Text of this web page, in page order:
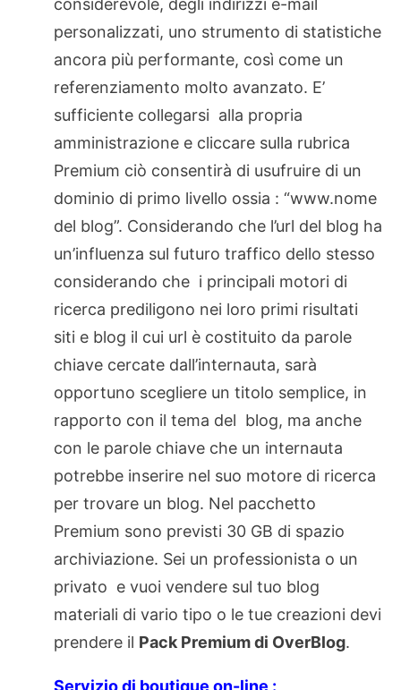
considerevole, degli indirizzi e-mail
personalizzati, uno strumento di statistiche
ancora più performante, così come un
referenziamento molto avanzato. E’
sufficiente collegarsi alla propria
amministrazione e cliccare sulla rubrica
Premium ciò consentirà di usufruire di un
dominio di primo livello ossia : “www.nome
del blog”. Considerando che l’url del blog ha
un’influenza sul futuro traffico dello stesso
considerando che i principali motori di
ricerca prediligono nei loro primi risultati
siti e blog il cui url è costituito da parole
chiave cercate dall’internauta, sarà
opportuno scegliere un titolo semplice, in
rapporto con il tema del blog, ma anche
con le parole chiave che un internauta
potrebbe inserire nel suo motore di ricerca
per trovare un blog. Nel pacchetto
Premium sono previsti 30 GB di spazio
archiviazione. Sei un professionista o un
privato e vuoi vendere sul tuo blog
materiali di vario tipo o le tue creazioni devi
prendere il Pack Premium di OverBlog.